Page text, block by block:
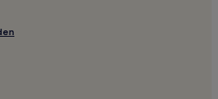
Historisches Institut
Plac Wilsona 14